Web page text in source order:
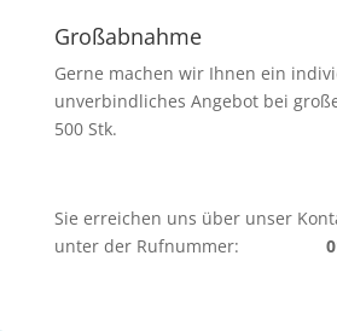
Großabnahme
Gerne machen wir Ihnen ein
unverbindliches Angebot bei
500 Stk.
Sie erreichen uns über unser
unter der Rufnummer: